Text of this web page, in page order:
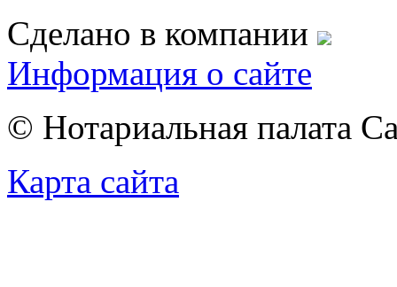
Сделано в компании
Информация о сайте
© Нотариальная палата
Карта сайта